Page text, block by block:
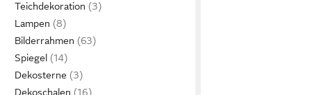
Teichdekoration
Lampen
Bilderrahmen
Spiegel
Dekosterne
Dekoschalen